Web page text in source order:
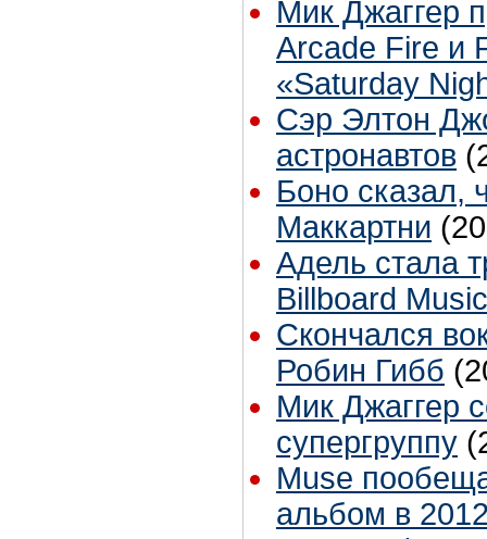
Мик Джаггер
Arcade Fire и
«Saturday
Сэр Элтон
астронавтов
Боно сказал,
Маккартни
Адель стала
Billboard
Скончался
Робин Гибб
Мик Джаггер
супергруппу
Muse
альбом в